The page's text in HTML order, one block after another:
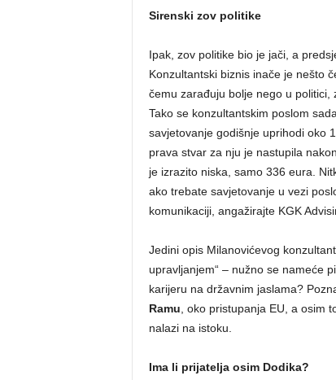
Sirenski zov politike
Ipak, zov politike bio je jači, a
Konzultantski biznis inače je nešto
čemu zarađuju bolje nego u politici,
Tako se konzultantskim poslom
savjetovanje godišnje uprihodi oko
prava stvar za nju je nastupila
je izrazito niska, samo 336 eura.
ako trebate savjetovanje u vezi
komunikaciji, angažirajte KGK
Jedini opis Milanovićevog
upravljanjem“ – nužno se nameće
karijeru na državnim jaslama?
Ramu , oko pristupanja EU, a osim
nalazi na istoku.
Ima li prijatelja osim Dodika?